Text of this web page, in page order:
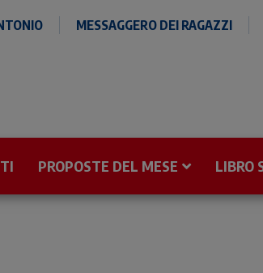
MESSAGGERO DEI RAGAZZI
PROPOSTE DEL MESE LIBRO